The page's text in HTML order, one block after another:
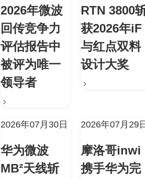
2026年微波
回传竞争力
评估报告中
被评为唯一
领导者
RTN 3800
获2026年iF
与红点双料
设计大奖
2026年07月30日
华为微波
MB²天线斩
2026年07月29
摩洛哥inwi
携手华为完